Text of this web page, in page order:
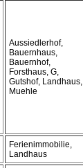
Aussiedlerhof,
Bauernhaus,
Bauernhof,
Forsthaus, G,
Gutshof, Landhaus,
Muehle
Ferienimmobilie,
Landhaus